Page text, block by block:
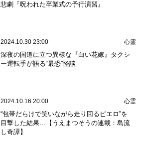
悲劇『呪われた卒業式の予行演習』
2024.10.30 23:00 心霊
深夜の国道に立つ異様な『白い花嫁』タクシ
ー運転手が語る“最恐”怪談
2024.10.16 20:00 心霊
“包帯だらけで笑いながら走り回るピエロ”を
目撃した結果…【うえまつそうの連載：島流
し奇譚】